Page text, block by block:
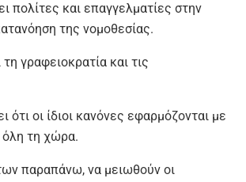
πολίτες και επαγγελματίες στην
της νομοθεσίας.
γραφειοκρατία και τις
ότι οι ίδιοι κανόνες εφαρμόζονται με
όλη τη χώρα.
παραπάνω, να μειωθούν οι